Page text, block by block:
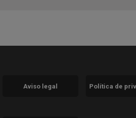
nueva)
en ventana nueva)
Aviso legal Política de